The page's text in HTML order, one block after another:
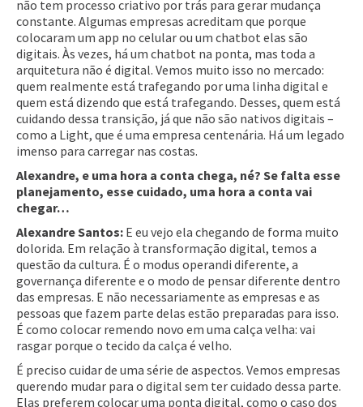
não tem processo criativo por trás para gerar mudança
constante. Algumas empresas acreditam que porque
colocaram um app no celular ou um chatbot elas são
digitais. Às vezes, há um chatbot na ponta, mas toda a
arquitetura não é digital. Vemos muito isso no mercado:
quem realmente está trafegando por uma linha digital e
quem está dizendo que está trafegando. Desses, quem está
cuidando dessa transição, já que não são nativos digitais –
como a Light, que é uma empresa centenária. Há um legado
imenso para carregar nas costas.
Alexandre, e uma hora a conta chega, né? Se falta esse
planejamento, esse cuidado, uma hora a conta vai
chegar…
Alexandre Santos: E eu vejo ela chegando de forma muito
dolorida. Em relação à transformação digital, temos a
questão da cultura. É o modus operandi diferente, a
governança diferente e o modo de pensar diferente dentro
das empresas. E não necessariamente as empresas e as
pessoas que fazem parte delas estão preparadas para isso.
É como colocar remendo novo em uma calça velha: vai
rasgar porque o tecido da calça é velho.
É preciso cuidar de uma série de aspectos. Vemos empresas
querendo mudar para o digital sem ter cuidado dessa parte.
Elas preferem colocar uma ponta digital, como o caso dos